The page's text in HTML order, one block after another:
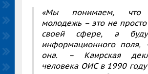
«Мы понимаем, что
молодежь – это не
своей сфере, а
информационного поля,
она. – Каирская
человека ОИС в 1990 году